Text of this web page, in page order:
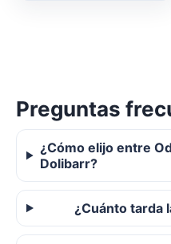
Preguntas
¿Cómo elijo entre
Dolibarr?
¿Cuánto tarda